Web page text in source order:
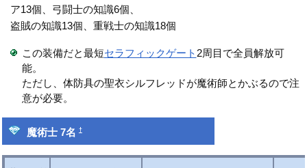
ア13個、弓闘士の知識6個、
盗賊の知識13個、重戦士の知識18個
この装備だと最短セラフィックゲート2周目で全員解放可
能。
ただし、体防具の聖衣シルフレッドが魔術師とかぶるので注
意が必要。
魔術士 7名 †